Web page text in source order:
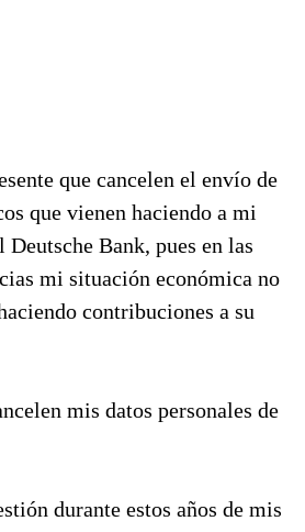
que cancelen el envío de
que vienen haciendo a mi
Bank, pues en las
mi situación económica no
contribuciones a su
mis datos personales de
durante estos años de mis